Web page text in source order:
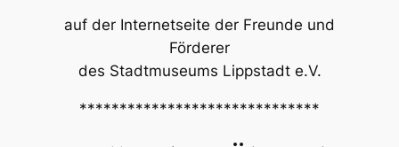
auf der Internetseite der Freunde und
Förderer
des Stadtmuseums Lippstadt e.V.
******************************